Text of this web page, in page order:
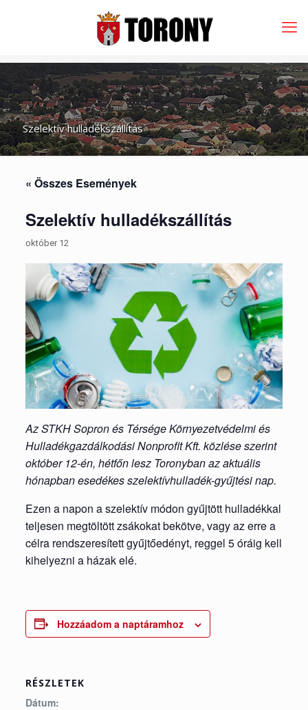
Szelektív hulladékszállítás
« Összes Események
Szelektív hulladékszállítás
október 12
Az STKH Sopron és Térsége Környezetvédelmi és
Hulladékgazdálkodási Nonprofit Kft. közlése szerint
október 12-én, hétfőn lesz Toronyban az aktuális
hónapban esedékes szelektívhulladék-gyűjtési nap.
Ezen a napon a szelektív módon gyűjtött hulladékkal
teljesen megtöltött zsákokat bekötve, vagy az erre a
célra rendszeresített gyűjtőedényt, reggel 5 óráig kell
kihelyezni a házak elé.
Hozzáadom a naptáramhoz
RÉSZLETEK
Dátum: